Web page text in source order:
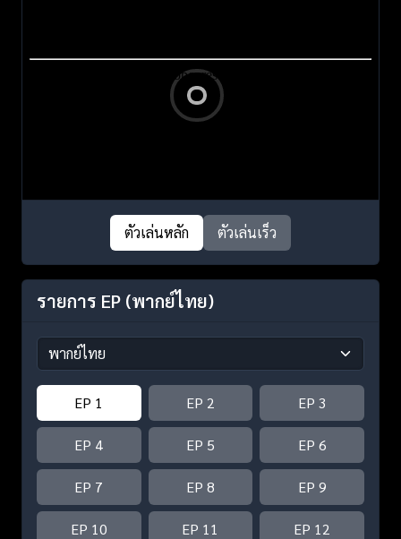
ตัวเล่นหลัก ตัวเล่นเร็ว
รายการ EP (พากย์ไทย)
EP 1 EP 2 EP 3
EP 4 EP 5 EP 6
EP 7 EP 8 EP 9
EP 10 EP 11 EP 12